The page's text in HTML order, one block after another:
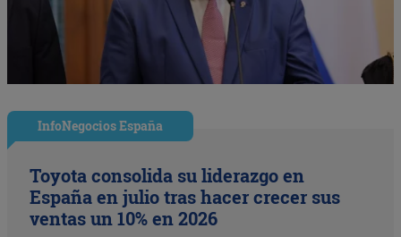
InfoNegocios España
Toyota consolida su liderazgo en
España en julio tras hacer crecer sus
ventas un 10% en 2026